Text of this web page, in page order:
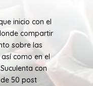
inicio con el
compartir
sobre las
como en el
con
50 post